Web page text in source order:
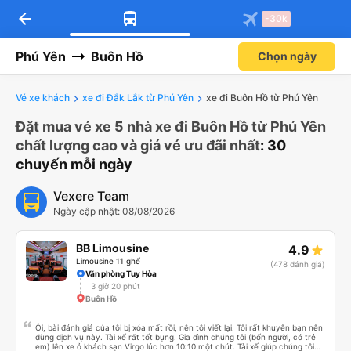
arrow_back -30k
Phú Yên Buôn Hồ Chọn ngày
Vé xe khách xe đi Đắk Lắk từ Phú Yên xe đi Buôn Hồ từ Phú Yên
Đặt mua vé xe 5 nhà xe đi Buôn Hồ từ Phú Yên
chất lượng cao và giá vé ưu đãi nhất: 30
chuyến mỗi ngày
Vexere Team
Ngày cập nhật: 08/08/2026
BB Limousine
Limousine 11 ghế
4.9
(478 đánh giá)
Văn phòng Tuy Hòa
3 giờ 20 phút
Buôn Hồ
Ôi, bài đánh giá của tôi bị xóa mất rồi, nên tôi viết lại. Tôi rất khuyên bạn nên
dùng dịch vụ này. Tài xế rất tốt bụng. Gia đình chúng tôi (bốn người, có trẻ
em) lên xe ở khách sạn Virgo lúc hơn 10:10 một chút. Tài xế giúp chúng tôi